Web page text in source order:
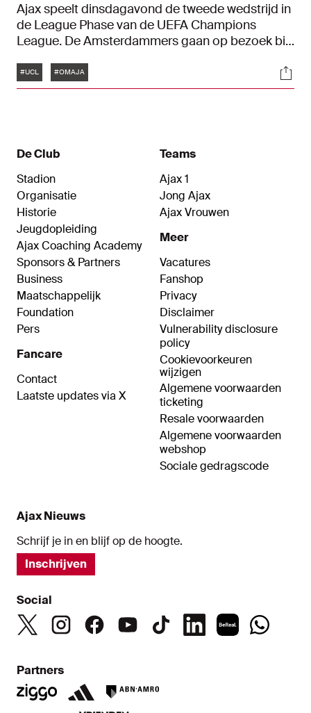
Ajax speelt dinsdagavond de tweede wedstrijd in
de League Phase van de UEFA Champions
League. De Amsterdammers gaan op bezoek bij
rondom de dag voor het duel in Frankrijk.
Tags
#UCL #OMAJA
De Club
Stadion
Organisatie
Historie
Jeugdopleiding
Ajax Coaching Academy
Sponsors & Partners
Business
Maatschappelijk
Foundation
Pers
Fancare
Contact
Laatste updates via X
Teams
Ajax 1
Jong Ajax
Ajax Vrouwen
Meer
Vacatures
Fanshop
Privacy
Disclaimer
Vulnerability disclosure
policy
Cookievoorkeuren
wijzigen
Algemene voorwaarden
ticketing
Resale voorwaarden
Algemene voorwaarden
webshop
Sociale gedragscode
Ajax Nieuws
Schrijf je in en blijf op de hoogte.
Inschrijven
Social
Partners